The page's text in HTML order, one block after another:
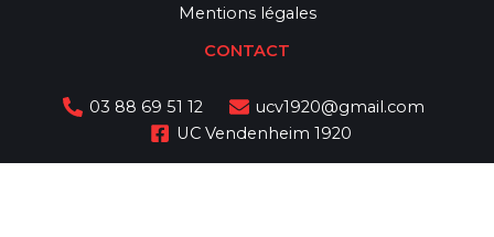
Mentions légales
CONTACT
03 88 69 51 12
ucv1920@gmail.com
UC Vendenheim 1920